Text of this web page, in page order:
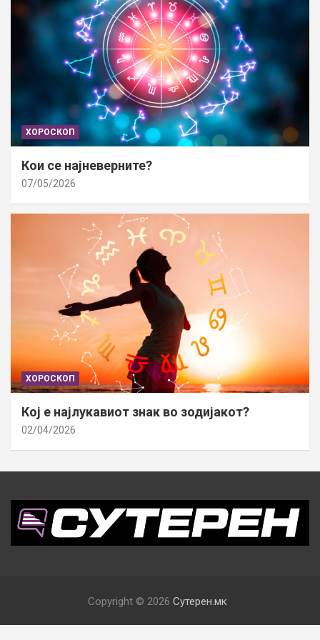
ХОРОСКОП
Кои се најневерните?
07/05/2026
ХОРОСКОП
Кој е најлукавиот знак во зодијакот?
02/04/2026
Copyright © 2026 Сутерен.мк